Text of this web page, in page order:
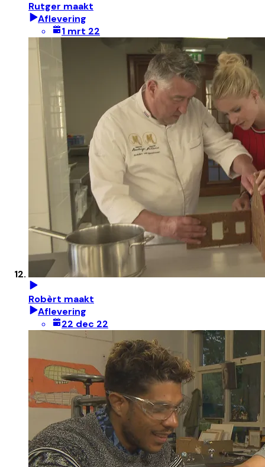
Rutger maakt
Aflevering
1 mrt 22
Robèrt maakt
Aflevering
22 dec 22